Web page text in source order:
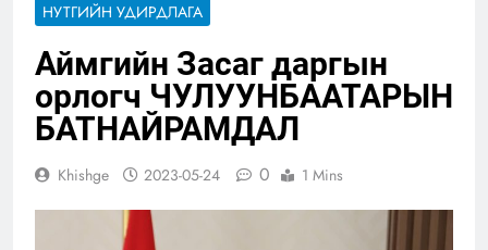
НУТГИЙН УДИРДЛАГА
Аймгийн Засаг даргын
орлогч ЧУЛУУНБААТАРЫН
БАТНАЙРАМДАЛ
Khishge 2023-05-24 0 1 Mins